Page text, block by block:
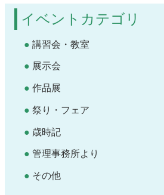
イベントカテゴリ
講習会・教室
展示会
作品展
祭り・フェア
歳時記
管理事務所より
その他